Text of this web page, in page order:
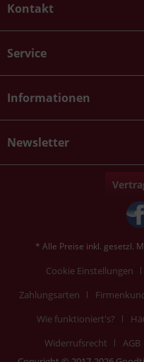
Kontakt
Service
Informationen
Newsletter
* Alle Preise inkl. gesetzl.
Cookie Einstellungen
Zahlungsarten
Wie funktioniert's?
Widerrufsrecht
AGB